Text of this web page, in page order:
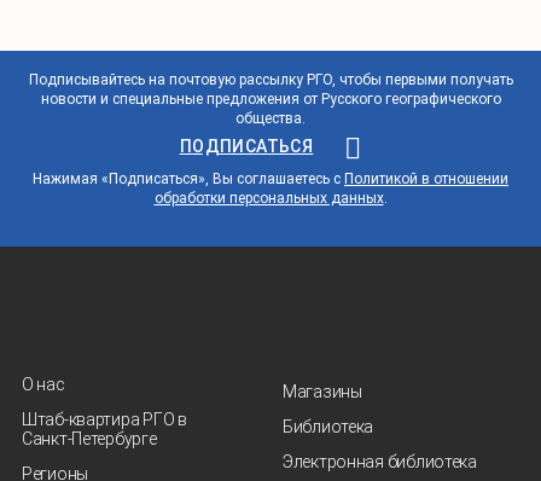
Подписывайтесь на почтовую рассылку РГО, чтобы первыми получать
новости и специальные предложения от Русского географического
общества.
ПОДПИСАТЬСЯ
Нажимая «Подписаться», Вы соглашаетесь с Политикой в отношении
обработки персональных данных.
О нас
Штаб-квартира РГО в
Санкт‑Петербурге
Регионы
Магазины
Библиотека
Электронная библиотека